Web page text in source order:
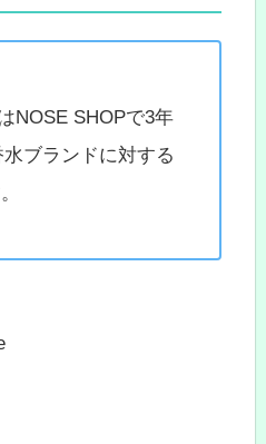
NOSE SHOPで3年
ブランドに対する